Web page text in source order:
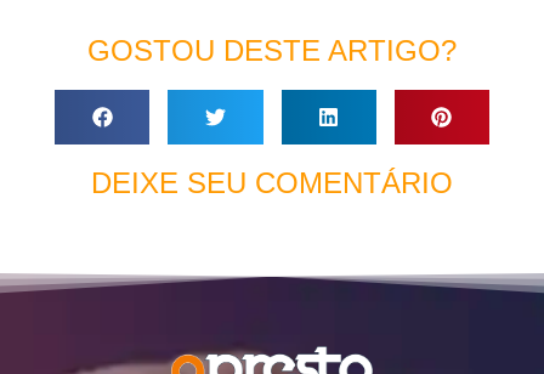
GOSTOU DESTE ARTIGO?
DEIXE SEU COMENTÁRIO